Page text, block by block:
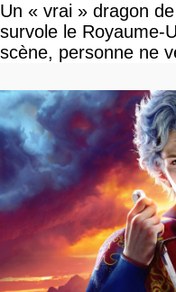
Un « vrai » dragon
survole le Royaume-
scène, personne ne